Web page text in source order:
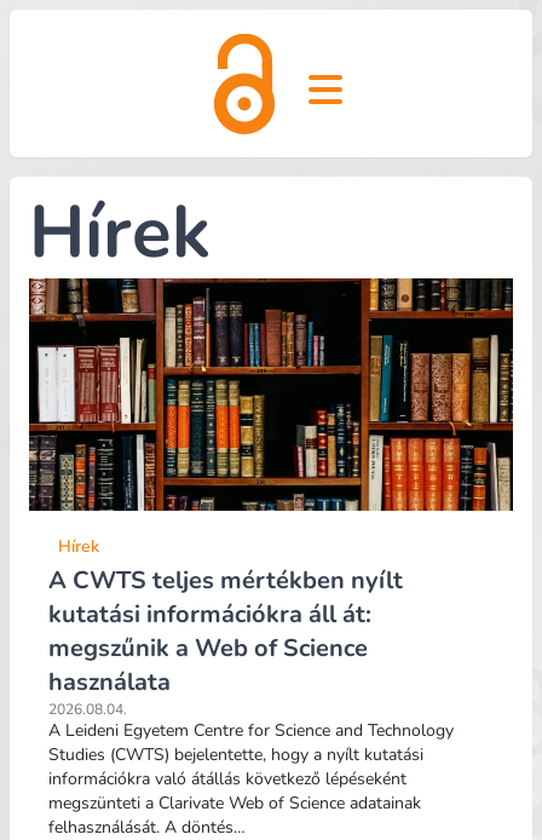
Open main menu
Hírek
Hírek
A CWTS teljes mértékben nyílt
kutatási információkra áll át:
megszűnik a Web of Science
használata
2026.08.04.
A Leideni Egyetem Centre for Science and Technology
Studies (CWTS) bejelentette, hogy a nyílt kutatási
információkra való átállás következő lépéseként
megszünteti a Clarivate Web of Science adatainak
felhasználását. A döntés…